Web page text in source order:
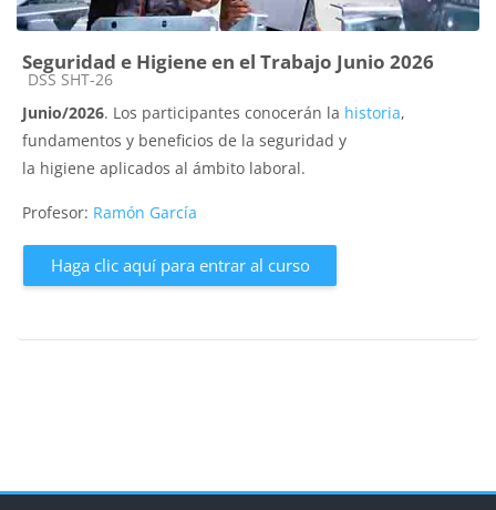
Seguridad e Higiene en el Trabajo Junio 2026
Categoría de cursos
DSS SHT-26
Junio/2026. Los participantes conocerán la historia,
fundamentos y beneficios de la seguridad y
la higiene aplicados al ámbito laboral.
Profesor: Ramón García
Haga clic aquí para entrar al curso